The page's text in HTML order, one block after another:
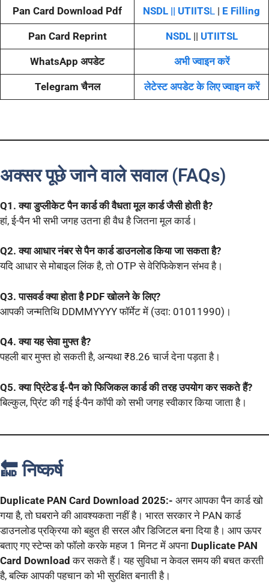
Pan Card Download Pdf NSDL || UTIITSL | E Filling
Pan Card Reprint NSDL|| UTIITSL
WhatsApp अपडेट अभी ज्वाइन करें
Telegram चैनल लेटेस्ट अपडेट के लिए ज्वाइन करें
अक्सर पूछे जाने वाले सवाल (FAQs)
Q1. क्या डुप्लीकेट पैन कार्ड की वैधता मूल कार्ड जैसी होती है?
हां, ई-पैन भी सभी जगह उतना ही वैध है जितना मूल कार्ड।
Q2. क्या आधार नंबर से पैन कार्ड डाउनलोड किया जा सकता है?
यदि आधार से मोबाइल लिंक है, तो OTP से वेरिफिकेशन संभव है।
Q3. पासवर्ड क्या होता है PDF खोलने के लिए?
आपकी जन्मतिथि DDMMYYYY फॉर्मेट में (उदा: 01011990)।
Q4. क्या यह सेवा मुफ्त है?
पहली बार मुफ्त हो सकती है, अन्यथा ₹8.26 चार्ज देना पड़ता है।
Q5. क्या प्रिंटेड ई-पैन को फिजिकल कार्ड की तरह उपयोग कर सकते हैं?
बिल्कुल, प्रिंट की गई ई-पैन कॉपी को सभी जगह स्वीकार किया जाता है।
🔚 निष्कर्ष
Duplicate PAN Card Download 2025:- अगर आपका पैन कार्ड खो
गया है, तो घबराने की आवश्यकता नहीं है। भारत सरकार ने PAN कार्ड
डाउनलोड प्रक्रिया को बहुत ही सरल और डिजिटल बना दिया है। आप ऊपर
बताए गए स्टेप्स को फॉलो करके महज 1 मिनट में अपना Duplicate PAN
Card Download कर सकते हैं। यह सुविधा न केवल समय की बचत करती
है, बल्कि आपकी पहचान को भी सुरक्षित बनाती है।